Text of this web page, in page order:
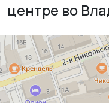
центре во